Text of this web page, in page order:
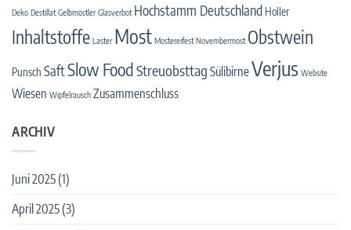
Deko Destillat Gelbmöstler Glasverbot Hochstamm Deutschland Holler
Inhaltstoffe Laster Most Mostereifest Novembermost Obstwein
Punsch SaftSlow FoodStreuobsttag SülibirneVerjus Website
Wiesen Wipfelrausch Zusammenschluss
ARCHIV
Juni 2025(1)
April 2025(3)